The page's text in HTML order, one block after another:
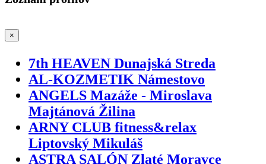
×
7th HEAVEN Dunajská Streda
AL-KOZMETIK Námestovo
ANGELS Mazáže - Miroslava
Majtánová Žilina
ARNY CLUB fitness&relax
Liptovský Mikuláš
ASTRA SALÓN Zlaté Moravce